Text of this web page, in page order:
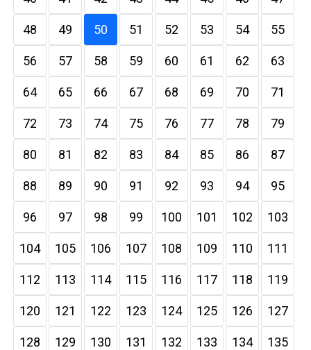
48 49 50 51 52 53 54 55
56 57 58 59 60 61 62 63
64 65 66 67 68 69 70 71
72 73 74 75 76 77 78 79
80 81 82 83 84 85 86 87
88 89 90 91 92 93 94 95
96 97 98 99 100 101 102 103
104 105 106 107 108 109 110 111
112 113 114 115 116 117 118 119
120 121 122 123 124 125 126 127
128 129 130 131 132 133 134 135